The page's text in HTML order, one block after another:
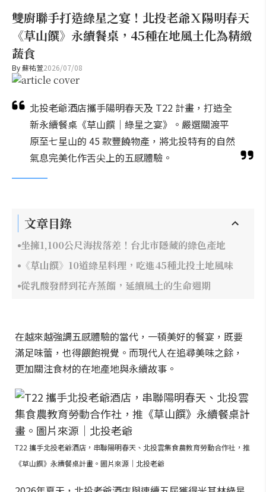
雙廚聯手打造綠星之宴！北投老爺Ｘ陽明春天
《草山饌》永續餐桌，45種在地風土化為精緻
蔬食
By蘇祐萱2026/07/08
北投老爺酒店攜手陽明春天及 T22 計畫，打造全
新永續餐桌《草山饌｜綠星之宴》。嚴選關渡平
原至七星山的 45 款豐饒物產，將北投特有的自然
氣息完美化作舌尖上的五感體驗。
文章目錄
坐擁1,100公尺海拔落差！台北市隱藏的綠色產地
《草山饌》10道綠星料理，吃進45種北投土地風味
從乳酸發酵到花卉蒸餾，延續風土的生命週期
在越來越強調五感體驗的當代，一頓美好的餐宴，既要
滿足味蕾，也得餵飽視覺。而現代人在追尋美味之餘，
更加關注食材的在地產地與永續故事。
T22 攜手北投老爺酒店，串聯陽明春天、北投雲集食農教育勞動合作社，推
《草山饌》永續餐桌計畫。圖片來源｜北投老爺